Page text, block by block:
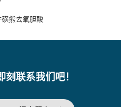
磺熊去氧胆酸
刻联系我们吧！